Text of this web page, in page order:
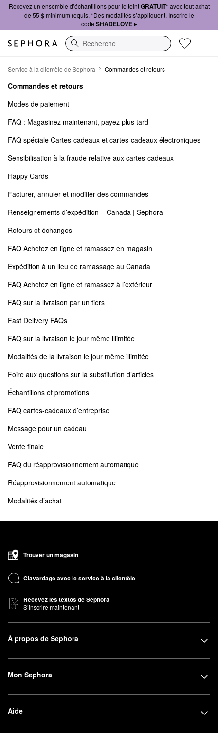
Recevez un ensemble d’échantillons pour le teintGRATUIT*avec tout achat
de 55 $ minimum requis. *Des modalités s’appliquent. Inscrire le
code SHADELOVE ▸
Recherche
Service à la clientèle de Sephora Commandes et retours
Commandes et retours
Modes de paiement
FAQ : Magasinez maintenant, payez plus tard
FAQ spéciale Cartes-cadeaux et cartes-cadeaux électroniques
Sensibilisation à la fraude relative aux cartes-cadeaux
Happy Cards
Facturer, annuler et modifier des commandes
Renseignements d’expédition – Canada | Sephora
Retours et échanges
FAQ Achetez en ligne et ramassez en magasin
Expédition à un lieu de ramassage au Canada
FAQ Achetez en ligne et ramassez à l’extérieur
FAQ sur la livraison par un tiers
Fast Delivery FAQs
FAQ sur la livraison le jour même illimitée
Modalités de la livraison le jour même illimitée
Foire aux questions sur la substitution d’articles
Échantillons et promotions
FAQ cartes-cadeaux d’entreprise
Message pour un cadeau
Vente finale
FAQ du réapprovisionnement automatique
Réapprovisionnement automatique
Modalités d’achat
Trouver un magasin
Clavardage avec le service à la clientèle
Recevez les textos de Sephora
S’inscrire maintenant
À propos de Sephora
Mon Sephora
Aide